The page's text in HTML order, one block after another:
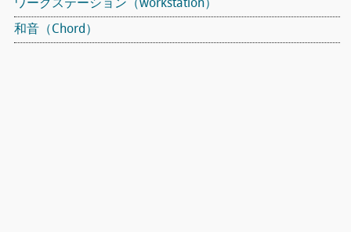
ワークステーション（workstation）
和音（Chord）